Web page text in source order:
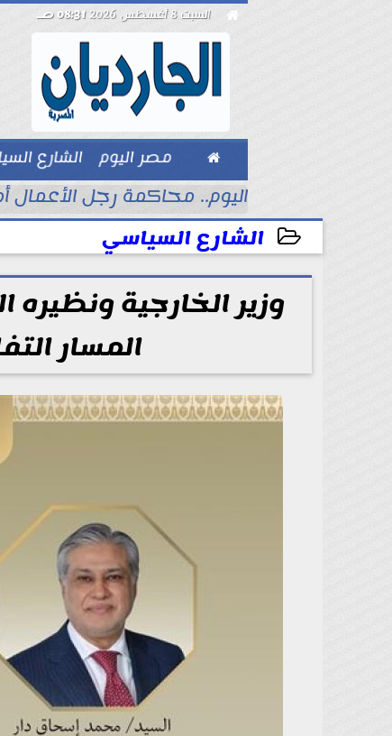
 السبت 8 أغسطس 2026 08:31 صـ
 مصر اليوم الشارع
بيزنس
اليوم.. محاكمة رجل الأعمال
الشارع السياسي
2026-06-11 11:03:15
وزير الخارجية
المسار